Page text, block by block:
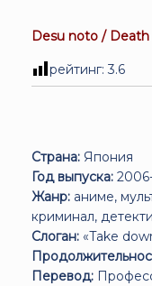
Desu noto /
рейтинг:3.6
Страна: Япония
Год выпуска:
Жанр: аниме,
криминал,
Слоган: «Take
Перевод: